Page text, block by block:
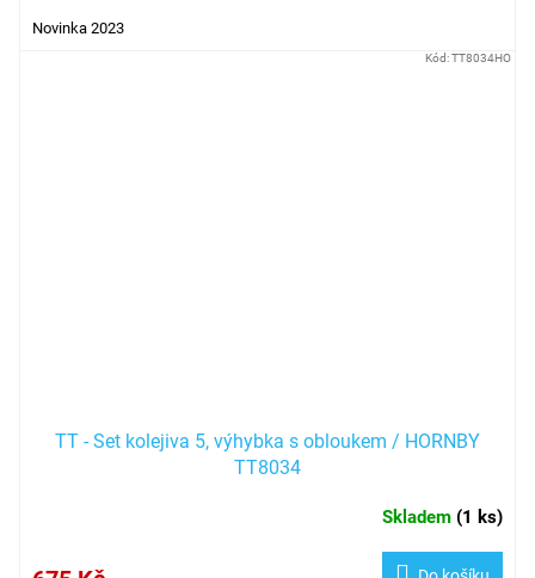
Novinka 2023
TT - Set kolejiva 5, výhybka s obloukem / HORNBY
TT8034
Skladem (1 ks)
Kód:TT8034HO